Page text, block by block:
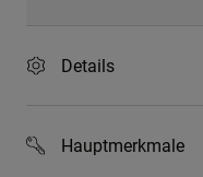
Details
Hauptmerkmale